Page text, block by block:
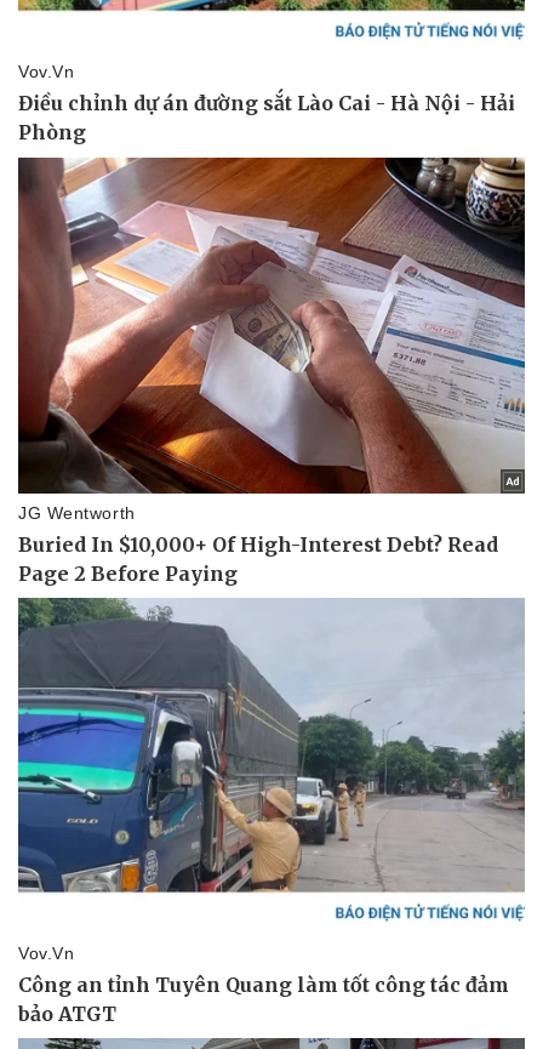
Thể thao
Bóng đá
Lịch thi đấu bóng đá
Ô tô - Xe máy
Xe máy